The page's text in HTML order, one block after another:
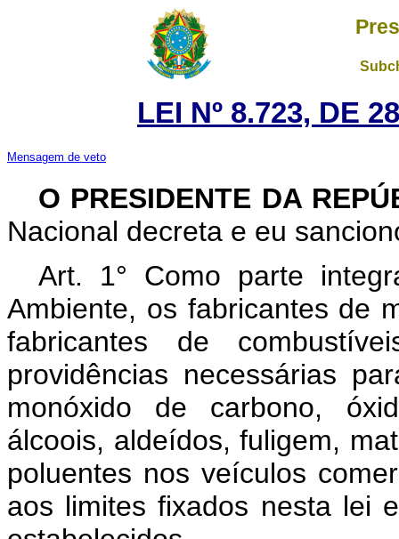
LEI Nº 8.723, DE
Mensagem de veto
O PRESIDENTE DA
Nacional decreta e eu
Art. 1° Como parte
Ambiente, os fabricantes de
fabricantes de
providências necessárias
monóxido de carbono,
álcoois, aldeídos, fuligem,
poluentes nos veículos
aos limites fixados nesta lei